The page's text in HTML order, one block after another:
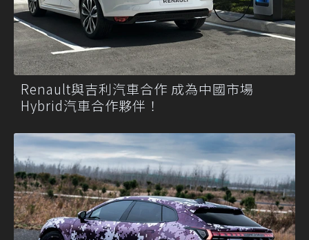
Renault與吉利汽車合作 成為中國市場
Hybrid汽車合作夥伴！